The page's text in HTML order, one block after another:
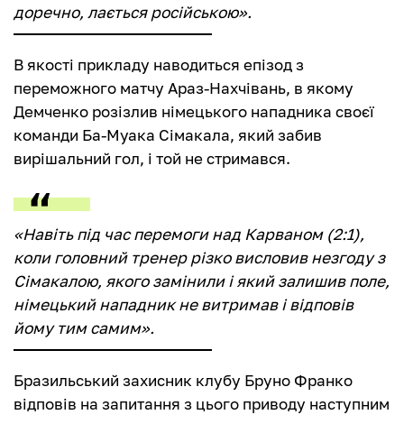
доречно, лається російською».
В якості прикладу наводиться епізод з
переможного матчу Араз-Нахчівань, в якому
Демченко розізлив німецького нападника своєї
команди Ба-Муака Сімакала, який забив
вирішальний гол, і той не стримався.
«Навіть під час перемоги над Карваном (2:1),
коли головний тренер різко висловив незгоду з
Сімакалою, якого замінили і який залишив поле,
німецький нападник не витримав і відповів
йому тим самим».
Бразильський захисник клубу Бруно Франко
відповів на запитання з цього приводу наступним